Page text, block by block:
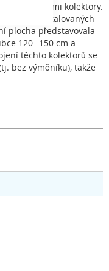
propojenými kolektory.
ploše instalovaných
plocha představovala
120--150 cm a
těchto kolektorů se
bez výměníku), takže